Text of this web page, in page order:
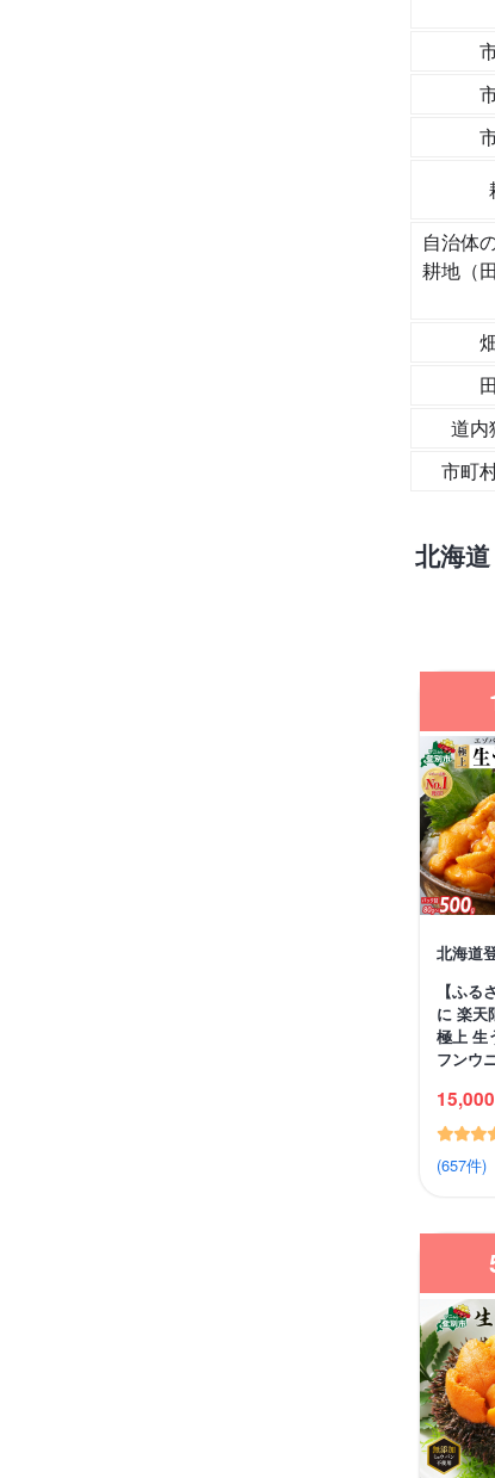
自治体
耕地（
道内
市町
北海
北海道
【ふる
に 楽天
極上 生
フンウ
(657件)